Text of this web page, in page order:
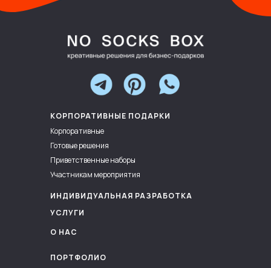
УСЛУГИ
ПОРТФОЛИО
О НАС
ИНДИВИДУАЛЬНАЯ РАЗРАБОТКА
КОРПОРАТИВНЫЕ ПОДАРКИ
Корпоративные
Готовые решения
Приветственные наборы
Участникам мероприятия